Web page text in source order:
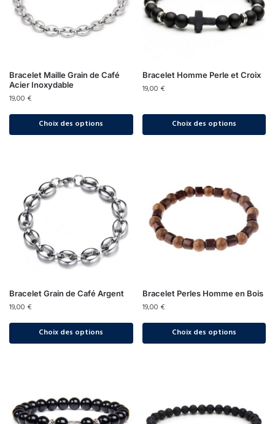
Bracelet Maille Grain de Café
Acier Inoxydable
19,00 €
Choix des options
Bracelet Homme Perle et Croix
19,00 €
Choix des options
Bracelet Grain de Café Argent
19,00 €
Choix des options
Bracelet Perles Homme en Bois
19,00 €
Choix des options